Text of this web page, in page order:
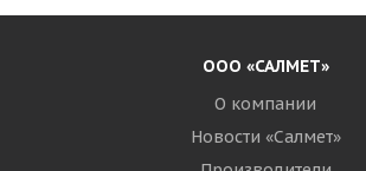
ООО «САЛМЕТ»
О компании
Новости «Салмет»